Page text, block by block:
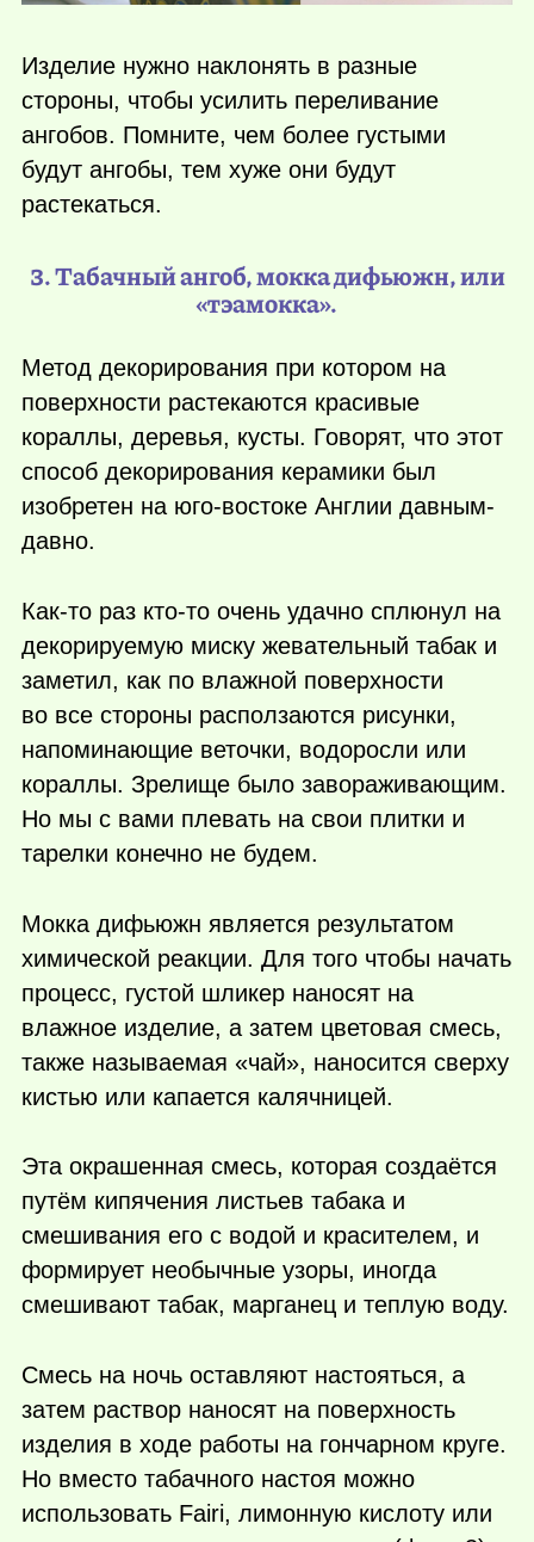
Изделие нужно наклонять в разные
стороны, чтобы усилить переливание
ангобов. Помните, чем более густыми
будут ангобы, тем хуже они будут
растекаться.
3. Табачный ангоб, мокка дифьюжн, или
«тэамокка».
Метод декорирования при котором на
поверхности растекаются красивые
кораллы, деревья, кусты. Говорят, что этот
способ декорирования керамики был
изобретен на юго-востоке Англии давным-
давно.
Как-то раз кто-то очень удачно сплюнул на
декорируемую миску жевательный табак и
заметил, как по влажной поверхности
во все стороны расползаются рисунки,
напоминающие веточки, водоросли или
кораллы. Зрелище было завораживающим.
Но мы с вами плевать на свои плитки и
тарелки конечно не будем.
Мокка дифьюжн является результатом
химической реакции. Для того чтобы начать
процесс, густой шликер наносят на
влажное изделие, а затем цветовая смесь,
также называемая «чай», наносится сверху
кистью или капается калячницей.
Эта окрашенная смесь, которая создаётся
путём кипячения листьев табака и
смешивания его с водой и красителем, и
формирует необычные узоры, иногда
смешивают табак, марганец и теплую воду.
Смесь на ночь оставляют настояться, а
затем раствор наносят на поверхность
изделия в ходе работы на гончарном круге.
Но вместо табачного настоя можно
использовать Fairi, лимонную кислоту или